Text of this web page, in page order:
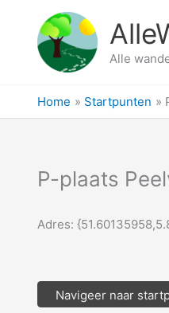
Alle
Home Startpunten
P-plaats
Adres:
Navigeer naar